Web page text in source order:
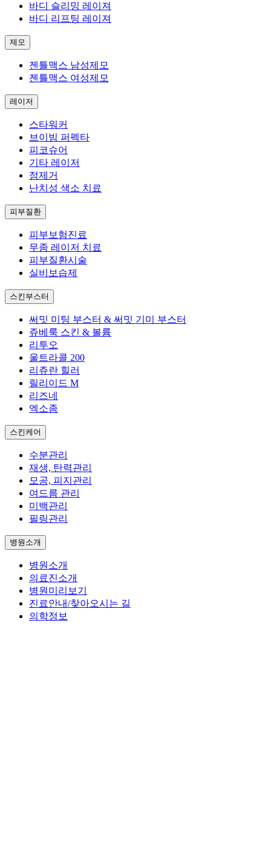
바디 슬리밍 레이져
바디 리프팅 레이져
제모
젠틀맥스 남성제모
젠틀맥스 여성제모
레이저
스타워커
브이빔 퍼펙타
피코슈어
기타 레이저
점제거
난치성 색소 치료
피부질환
피부보험진료
무좀 레이저 치료
피부질환시술
실비보습제
스킨부스터
써밋 미팅 부스터 & 써밋 기미 부스터
쥬베룩 스킨 & 볼륨
리투오
울트라콜 200
리쥬란 힐러
릴리이드 M
리즈네
엑소좀
스킨케어
수분관리
재생, 탄력관리
모공, 피지관리
여드름 관리
미백관리
필링관리
병원소개
병원소개
의료진소개
병원미리보기
진료안내/찾아오시는 길
의학정보